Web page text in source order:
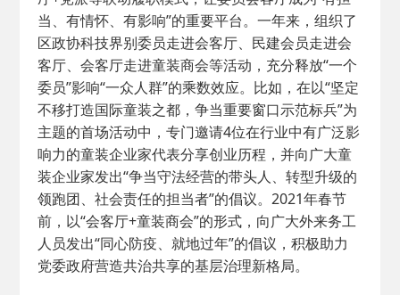
当、有情怀、有影响”的重要平台。一年来，组织了
区政协科技界别委员走进会客厅、民建会员走进会
客厅、会客厅走进童装商会等活动，充分释放“一个
委员”影响“一众人群”的乘数效应。比如，在以“坚定
不移打造国际童装之都，争当重要窗口示范标兵”为
主题的首场活动中，专门邀请4位在行业中有广泛影
响力的童装企业家代表分享创业历程，并向广大童
装企业家发出“争当守法经营的带头人、转型升级的
领跑团、社会责任的担当者”的倡议。2021年春节
前，以“会客厅+童装商会”的形式，向广大外来务工
人员发出“同心防疫、就地过年”的倡议，积极助力
党委政府营造共治共享的基层治理新格局。